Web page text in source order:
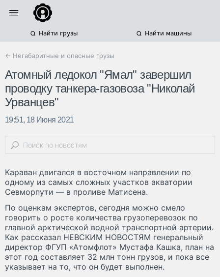
Найти грузы Найти машины
← Негабаритные и опасные грузы
Атомный ледокол "Ямал" завершил
проводку танкера-газовоза "Николай
Урванцев"
19:51, 18 Июня 2021
Караван двигался в восточном направлении по
одному из самых сложных участков акватории
Севморпути — в проливе Матисена.
По оценкам экспертов, сегодня можно смело
говорить о росте количества грузоперевозок по
главной арктической водной транспортной артерии.
Как рассказал НЕВСКИМ НОВОСТЯМ генеральный
директор ФГУП «Атомфлот» Мустафа Кашка, план на
этот год составляет 32 млн тонн грузов, и пока все
указывает на то, что он будет выполнен.